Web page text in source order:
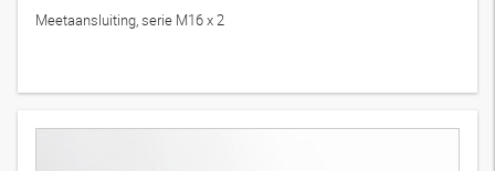
Meetaansluiting, serie M16 x 2